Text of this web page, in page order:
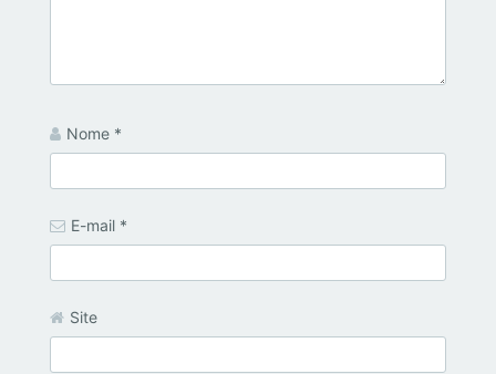
Nome *
E-mail *
Site